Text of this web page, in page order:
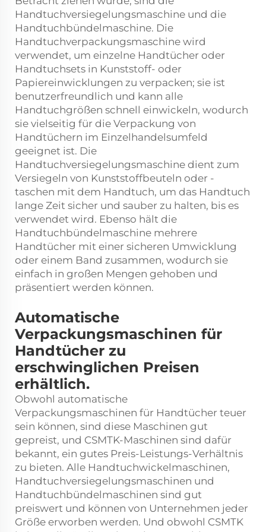
Handtuchversiegelungsmaschine und die
Handtuchbündelmaschine. Die
Handtuchverpackungsmaschine wird
verwendet, um einzelne Handtücher oder
Handtuchsets in Kunststoff- oder
Papiereinwicklungen zu verpacken; sie ist
benutzerfreundlich und kann alle
Handtuchgrößen schnell einwickeln, wodurch
sie vielseitig für die Verpackung von
Handtüchern im Einzelhandelsumfeld
geeignet ist. Die
Handtuchversiegelungsmaschine dient zum
Versiegeln von Kunststoffbeuteln oder -
taschen mit dem Handtuch, um das Handtuch
lange Zeit sicher und sauber zu halten, bis es
verwendet wird. Ebenso hält die
Handtuchbündelmaschine mehrere
Handtücher mit einer sicheren Umwicklung
oder einem Band zusammen, wodurch sie
einfach in großen Mengen gehoben und
präsentiert werden können.
Automatische
Verpackungsmaschinen für
Handtücher zu
erschwinglichen Preisen
erhältlich.
Obwohl automatische
Verpackungsmaschinen für Handtücher teuer
sein können, sind diese Maschinen gut
gepreist, und CSMTK-Maschinen sind dafür
bekannt, ein gutes Preis-Leistungs-Verhältnis
zu bieten. Alle Handtuchwickelmaschinen,
Handtuchversiegelungsmaschinen und
Handtuchbündelmaschinen sind gut
preiswert und können von Unternehmen jeder
Größe erworben werden. Und obwohl CSMTK